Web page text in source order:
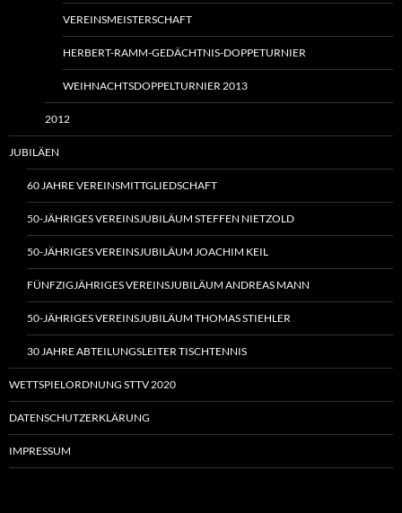
VEREINSMEISTERSCHAFT
HERBERT-RAMM-GEDÄCHTNIS-DOPPETURNIER
WEIHNACHTSDOPPELTURNIER 2013
2012
JUBILÄEN
60 JAHRE VEREINSMITTGLIEDSCHAFT
50-JÄHRIGES VEREINSJUBILÄUM STEFFEN NIETZOLD
50-JÄHRIGES VEREINSJUBILÄUM JOACHIM KEIL
FÜNFZIGJÄHRIGES VEREINSJUBILÄUM ANDREAS MANN
50-JÄHRIGES VEREINSJUBILÄUM THOMAS STIEHLER
30 JAHRE ABTEILUNGSLEITER TISCHTENNIS
WETTSPIELORDNUNG STTV 2020
DATENSCHUTZERKLÄRUNG
IMPRESSUM